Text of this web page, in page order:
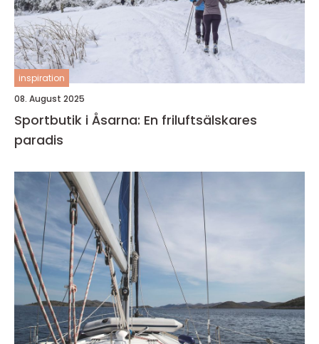
inspiration
08. August 2025
Sportbutik i Åsarna: En friluftsälskares
paradis